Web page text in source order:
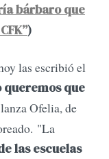
bárbaro que
)
las escribió el
queremos que
Ofelia, de
"La
las escuelas